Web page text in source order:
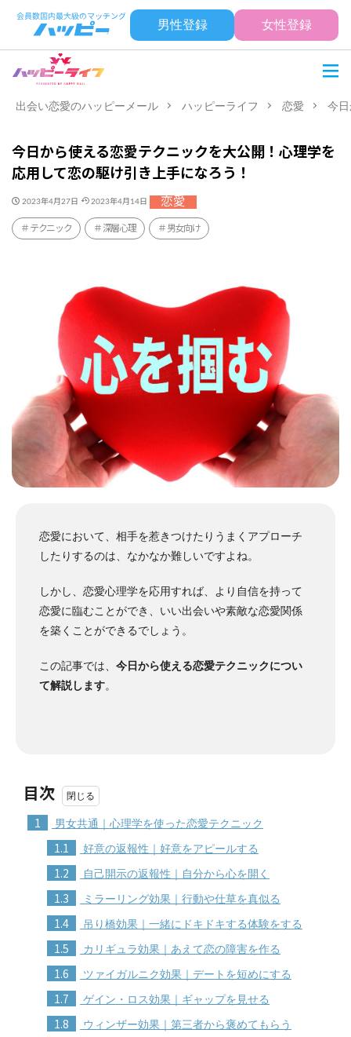
男性登録 女性登録
出会い恋愛のハッピーメール ハッピーライフ 恋愛 今
今日から使える恋愛テクニックを大公開！心理学を
応用して恋の駆け引き上手になろう！
2023年4月27日 2023年4月14日 恋愛
テクニック 深層心理 男女向け
恋愛において、相手を惹きつけたりうまくアプローチ
したりするのは、なかなか難しいですよね。
しかし、恋愛心理学を応用すれば、より自信を持って
恋愛に臨むことができ、いい出会いや素敵な恋愛関係
を築くことができるでしょう。
この記事では、 今日から使える恋愛テクニックについ
て解説します。
目次
1 男女共通｜心理学を使った恋愛テクニック
1.1 好意の返報性｜好意をアピールする
1.2 自己開示の返報性｜自分から心を開く
1.3 ミラーリング効果｜行動や仕草を真似る
1.4 吊り橋効果｜一緒にドキドキする体験をする
1.5 カリギュラ効果｜あえて恋の障害を作る
1.6 ツァイガルニク効果｜デートを短めにする
1.7 ゲイン・ロス効果｜ギャップを見せる
1.8 ウィンザー効果｜第三者から褒めてもらう